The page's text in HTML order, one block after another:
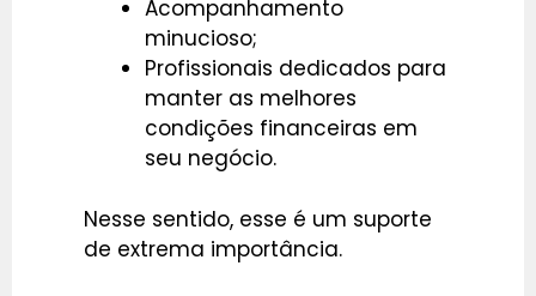
Acompanhamento
minucioso;
Profissionais dedicados para
manter as melhores
condições financeiras em
seu negócio.
Nesse sentido, esse é um suporte
de extrema importância.